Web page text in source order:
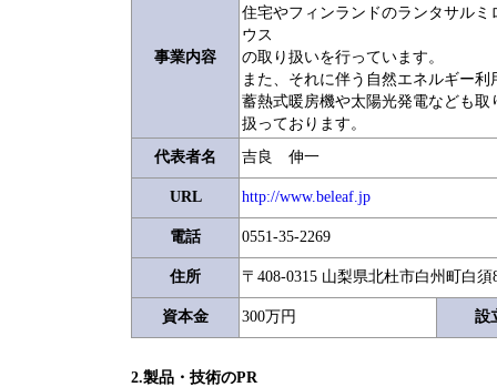
事業内容
住宅やフィンランドのランタサルミ
ウス
の取り扱いを行っています。
また、それに伴う自然エネルギー利
蓄熱式暖房機や太陽光発電なども取
扱っております。
代表者名
吉良 伸一
URL http://www.beleaf.jp
電話 0551-35-2269
住所 〒408-0315 山梨県北杜市白州町白須
資本金 300万円 設
2.製品・技術のPR